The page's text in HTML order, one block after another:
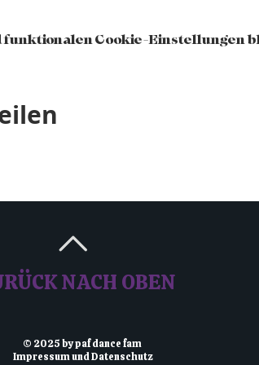
funktionalen Cookie-Einstellungen
NACH OBEN
© 2025 by paf dance fam
Impressum und Datenschutz